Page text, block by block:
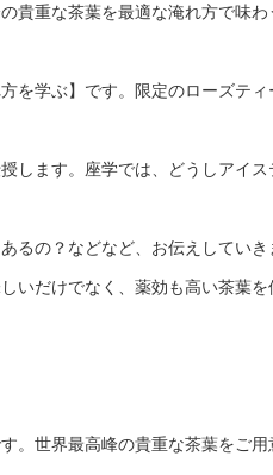
貴重な茶葉を最適な淹れ方で味わ
を学ぶ】です。限定のローズテ
します。座学では、どうしアイ
るの？などなど、お伝えしてい
いだけでなく、薬効も高い茶葉
。世界最高峰の貴重な茶葉をご用